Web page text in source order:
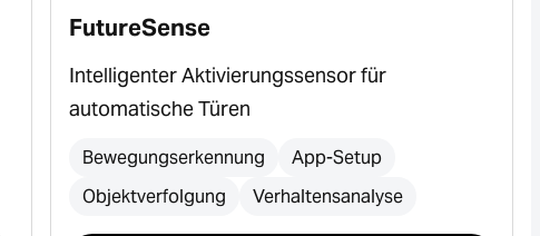
FutureSense
Intelligenter Aktivierungssensor für
automatische Türen
Bewegungserkennung
App-Setup
Objektverfolgung
Verhaltensanalyse